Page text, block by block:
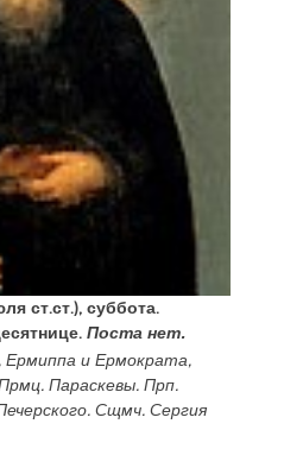
ст.ст.), суббота.
Поста нет.
Ермиппаи Ермократа,
Параскевы. Прп.
Сщмч. Сергия